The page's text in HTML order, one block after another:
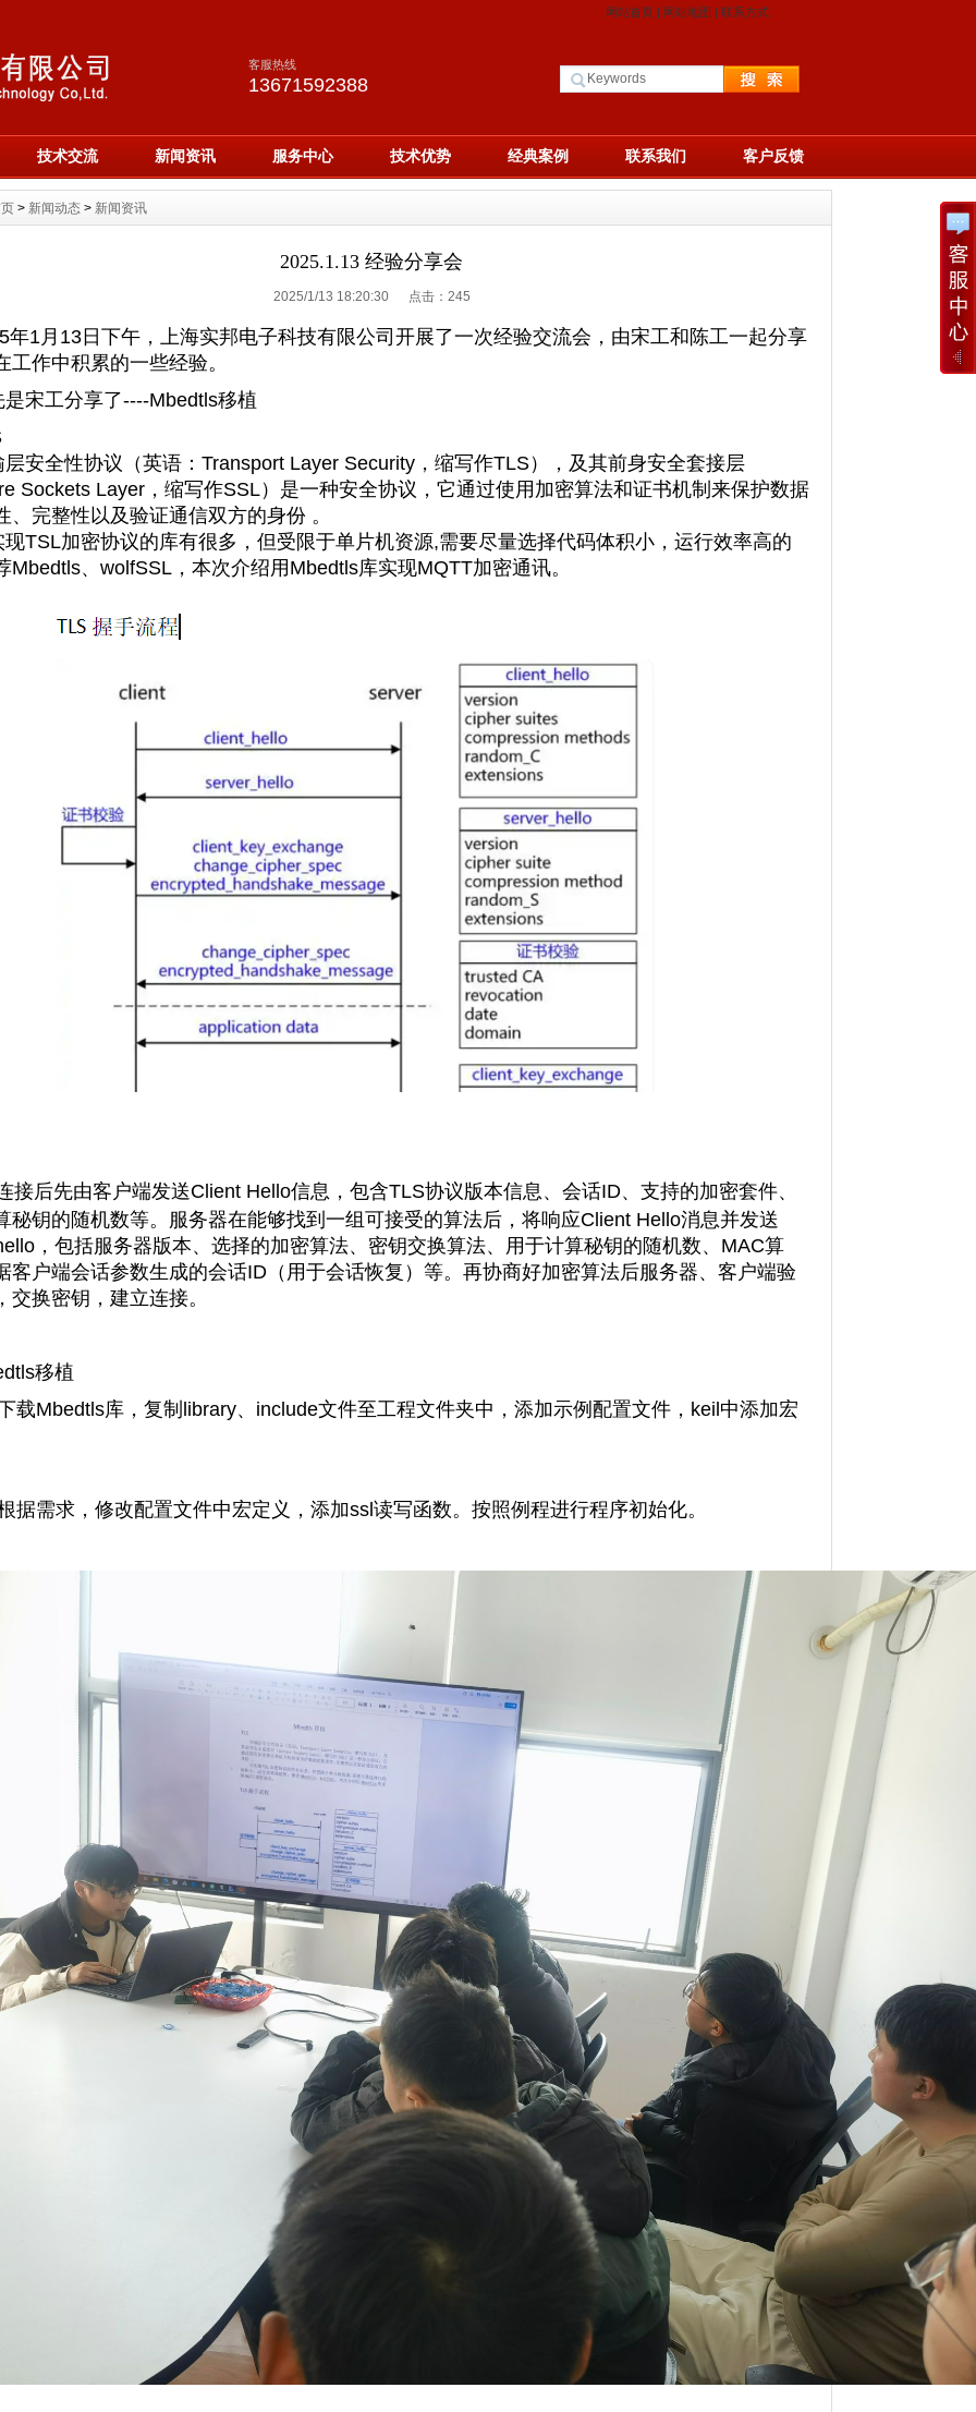
网站首页| 网站地图 | 联系方式
客服热线
13671592388
技术交流 新闻资讯 服务中心 技术优势 经典案例 联系我们 客户反馈
> 新闻动态 > 新闻资讯
2025.1.13 经验分享会
2025/1/13 18:20:30 点击： 245
月13日下午，上海实邦电子科技有限公司开展了一次经验交流会，由宋工和陈工一起分享
工作中积累的一些经验。
是宋工分享了----Mbedtls移植
全性协议（英语：Transport Layer Security，缩写作TLS），及其前身安全套接层
Sockets Layer，缩写作SSL）是一种安全协议，它通过使用加密算法和证书机制来保护数据
、完整性以及验证通信双方的身份 。
加密协议的库有很多，但受限于单片机资源,需要尽量选择代码体积小，运行效率高的
Mbedtls、wolfSSL，本次介绍用Mbedtls库实现MQTT加密通讯。
接后先由客户端发送Client Hello信息，包含TLS协议版本信息、会话ID、支持的加密套件、
秘钥的随机数等。服务器在能够找到一组可接受的算法后，将响应Client Hello消息并发送
，包括服务器版本、选择的加密算法、密钥交换算法、用于计算秘钥的随机数、 MAC算
客户端会话参数生成的会话ID （用于会话恢复）等。 再协商好加密算法后服务器、客户端验
交换密钥，建立连接。
移植
载Mbedtls库，复制library、include文件至工程文件夹中，添加示例配置文件，keil中添加宏
据需求，修改配置文件中宏定义，添加ssl 读写函数。按照例程进行程序初始化。